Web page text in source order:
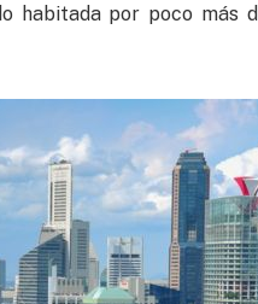
habitada por poco más